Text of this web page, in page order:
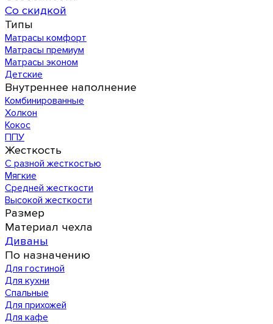
Со скидкой
Типы
Матрасы комфорт
Матрасы премиум
Матрасы эконом
Детские
Внутреннее наполнение
Комбинированные
Холкон
Кокос
ППУ
Жесткость
С разной жесткостью
Мягкие
Средней жесткости
Высокой жесткости
Размер
Материал чехла
Диваны
По назначению
Для гостиной
Для кухни
Спальные
Для прихожей
Для кафе